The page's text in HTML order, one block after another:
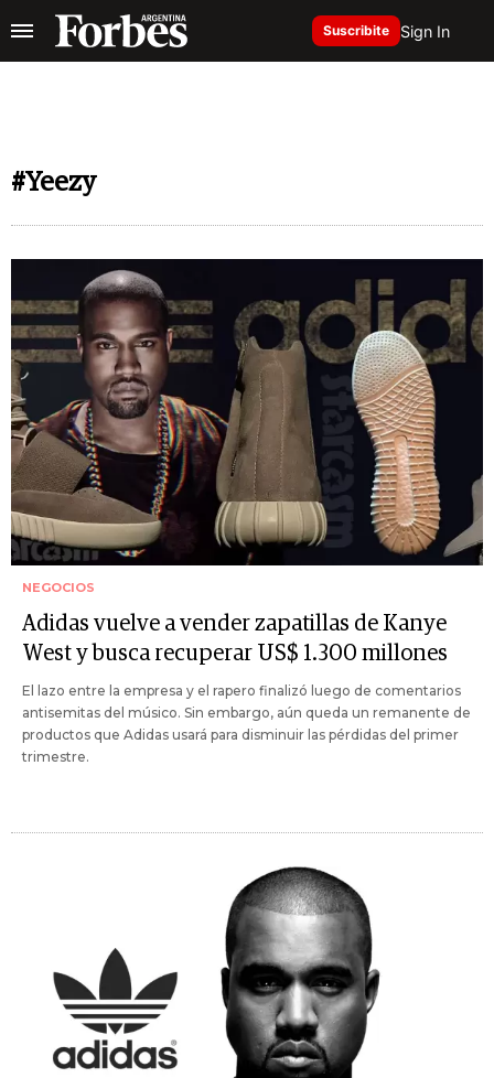
Suscribite Sign In
#Yeezy
NEGOCIOS
Adidas vuelve a vender zapatillas de Kanye
West y busca recuperar US$ 1.300 millones
El lazo entre la empresa y el rapero finalizó luego de comentarios
antisemitas del músico. Sin embargo, aún queda un remanente de
productos que Adidas usará para disminuir las pérdidas del primer
trimestre.